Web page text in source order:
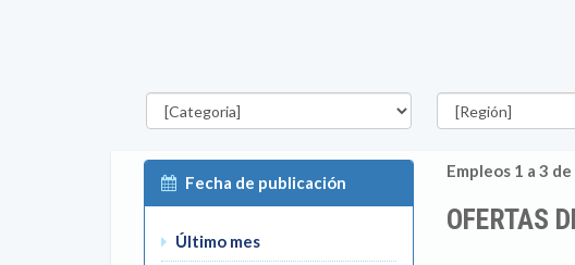
Categorías Región
Fecha de publicación
Último mes
Empleos 1 a 3 de
OFERTAS